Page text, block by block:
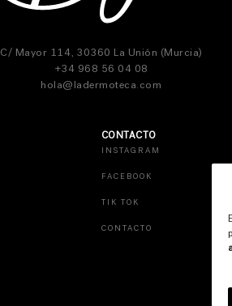
C/ Mayor 114, 30360 La Unión (Murcia)
+34 968 56 04 08
hola@ladermoteca.com
CONTACTO
INSTAGRAM
FACEBOOK
TIK TOK
CONTACTO